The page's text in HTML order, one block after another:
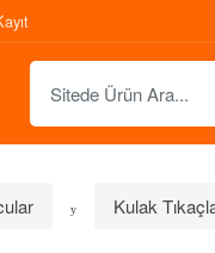
S
a
h
Kulak